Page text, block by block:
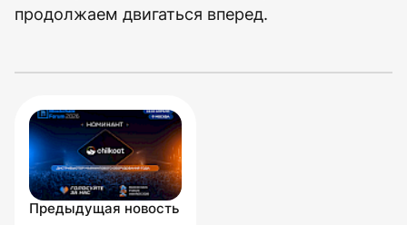
продолжаем двигаться вперед.
Предыдущая новость